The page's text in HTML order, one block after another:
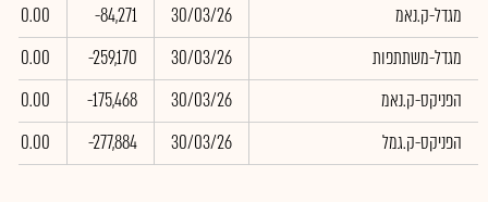
מגדל-ק.נאמ
30/03/26
-84,271
0.00
מגדל-משתתפות
30/03/26
-259,170
0.00
הפניקס-ק.נאמ
30/03/26
-175,468
0.00
הפניקס-ק.גמל
30/03/26
-277,884
0.00